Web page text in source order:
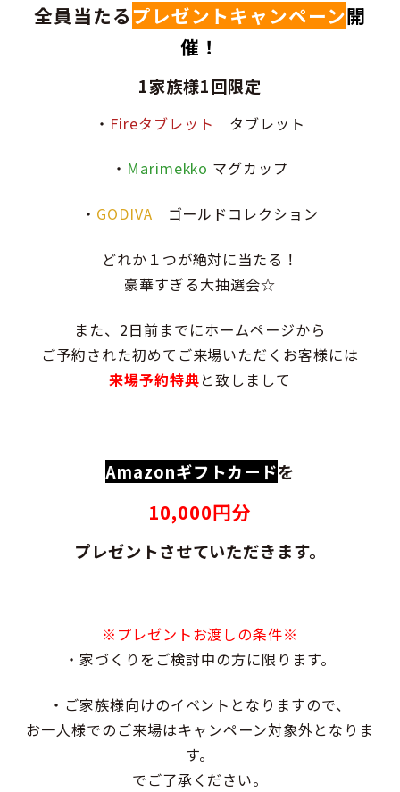
全員当たるプレゼントキャンペーン開
催！
1家族様1回限定
・ Fireタブレット タブレット
・ Marimekko マグカップ
・ GODIVA ゴールドコレクション
どれか１つが絶対に当たる！
豪華すぎる大抽選会☆
また、2日前までにホームページから
ご予約された初めてご来場いただくお客様には
来場予約特典と致しまして
Amazonギフトカードを
10,000円分
プレゼントさせていただきます。
※プレゼントお渡しの条件※
・家づくりをご検討中の方に限ります。
・ご家族様向けのイベントとなりますので、
お一人様でのご来場はキャンペーン対象外となりま
す。
でご了承ください。